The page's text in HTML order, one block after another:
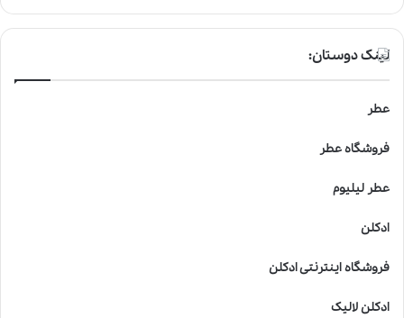
لینک دوستان:
عطر
فروشگاه عطر
عطر لیلیوم
ادکلن
فروشگاه اینترنتی ادکلن
ادکلن لالیک